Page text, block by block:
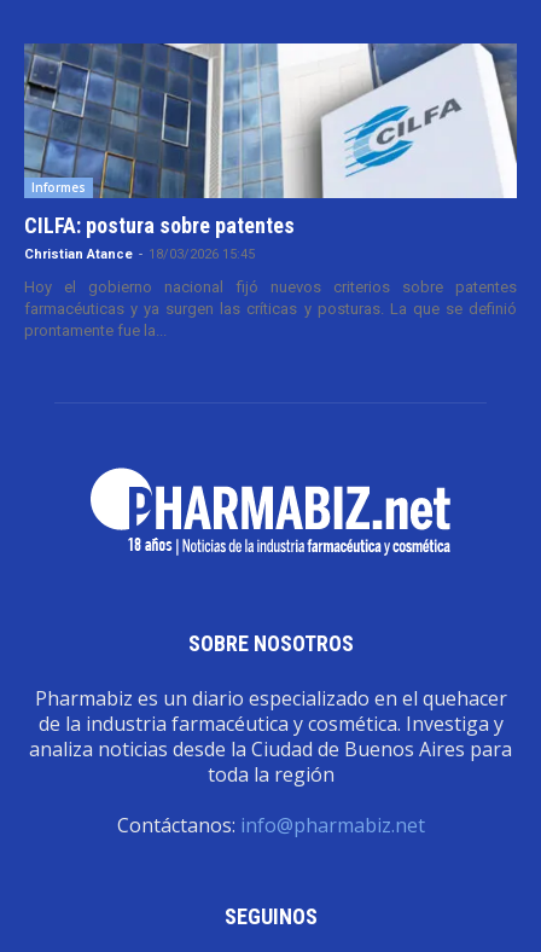
Informes
CILFA: postura sobre patentes
Christian Atance - 18/03/2026 15:45
Hoy el gobierno nacional fijó nuevos criterios sobre patentes
farmacéuticas y ya surgen las críticas y posturas. La que se definió
prontamente fue la...
SOBRE NOSOTROS
Pharmabiz es un diario especializado en el quehacer
de la industria farmacéutica y cosmética. Investiga y
analiza noticias desde la Ciudad de Buenos Aires para
toda la región
Contáctanos: info@pharmabiz.net
SEGUINOS